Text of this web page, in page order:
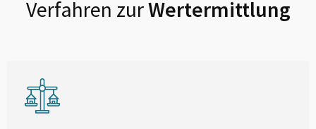
Verfahren zurWertermittlung